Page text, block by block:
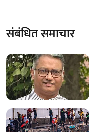
संबंधित समाचार